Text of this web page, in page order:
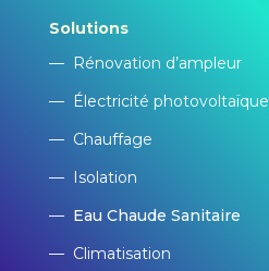
Solutions
— Rénovation d’ampleur
— Électricité photovoltaïque
— Chauffage
— Isolation
— Eau Chaude Sanitaire
— Climatisation